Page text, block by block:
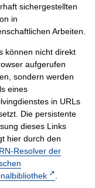
sichergestellten
in
Arbeiten.
können nicht direkt
aufgerufen
sondern werden
eines
in URLs
Die persistente
dieses Links
hier durch den
Resolver der
.